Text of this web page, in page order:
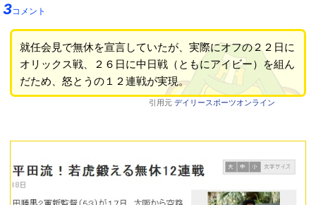
3コメント
就任会見で無休を宣言していたが、実際にオフの２２日に
オリックス戦、２６日に中日戦（ともにアイビー）を組ん
だため、怒とうの１２連戦が実現。
引用元 デイリースポーツオンライン